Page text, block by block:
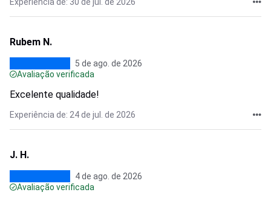
Rubem N.
5 de ago. de 2026
Avaliação verificada
Excelente qualidade!
Experiência de: 24 de jul. de 2026
J. H.
4 de ago. de 2026
Avaliação verificada